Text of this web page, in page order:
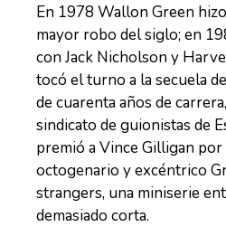
En 1978 Wallon Green
mayor robo del siglo; en
con Jack Nicholson y
tocó el turno a la secuela
de cuarenta años de
sindicato de guionistas de
premió a Vince Gilligan
octogenario y excéntrico
strangers, una miniserie
demasiado corta.